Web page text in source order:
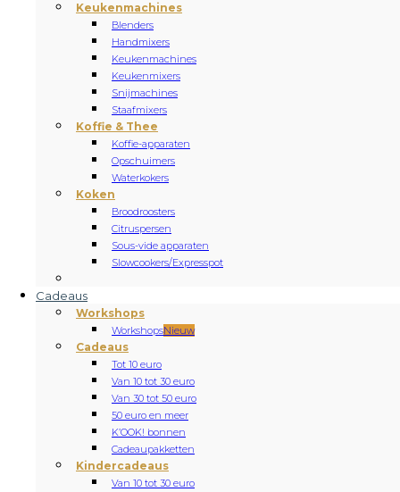
Keukenmachines
Blenders
Handmixers
Keukenmachines
Keukenmixers
Snijmachines
Staafmixers
Koffie & Thee
Koffie-apparaten
Opschuimers
Waterkokers
Koken
Broodroosters
Citruspersen
Sous-vide apparaten
Slowcookers/Expresspot
Cadeaus
Workshops
WorkshopsNieuw
Cadeaus
Tot 10 euro
Van 10 tot 30 euro
Van 30 tot 50 euro
50 euro en meer
K’OOK! bonnen
Cadeaupakketten
Kindercadeaus
Van 10 tot 30 euro